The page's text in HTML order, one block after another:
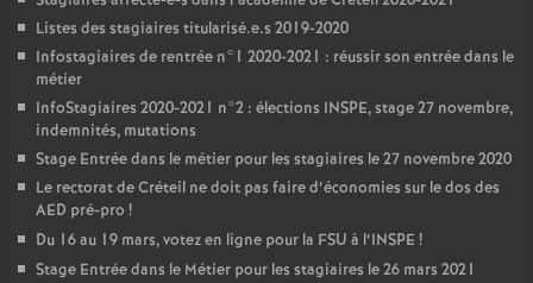
Listes des stagiaires titularisé.e.s 2019-2020
Infostagiaires de rentrée n°1 2020-2021 : réussir son entrée dans le
métier
InfoStagiaires 2020-2021 n°2 : élections INSPE, stage 27 novembre,
indemnités, mutations
Stage Entrée dans le métier pour les stagiaires le 27 novembre 2020
Le rectorat de Créteil ne doit pas faire d’économies sur le dos des
AED pré-pro !
Du 16 au 19 mars, votez en ligne pour la FSU à l’INSPE !
Stage Entrée dans le Métier pour les stagiaires le 26 mars 2021